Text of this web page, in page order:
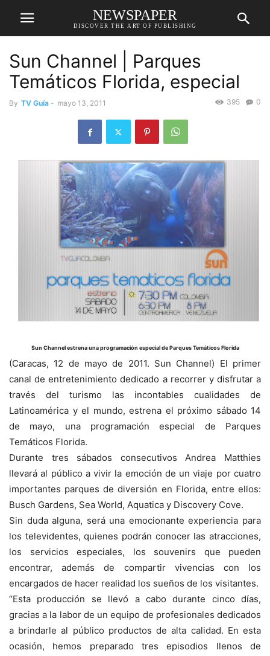
NEWSPAPER
DISCOVER THE ART OF PUBLISHING
Sun Channel | Parques
Temáticos Florida, especial
By TV Guía - mayo 13, 2011 0
395
Sun Channel estrena una programación especial de Parques Temáticos Florida
(Caracas, 12 de mayo de 2011. Sun Channel) El primer
canal de entretenimiento dedicado a recorrer y disfrutar a
través del turismo las incontables cualidades de
Latinoamérica y el mundo, estrena el próximo sábado 14
de mayo, una programación especial de Parques
Temáticos Florida.
Durante tres sábados consecutivos Andrea Matthies
llevará al público a vivir la emoción de un viaje por cuatro
importantes parques de diversión en Florida, entre ellos:
Busch Gardens, Sea World, Aquatica y Discovery Cove.
Sin duda alguna, será una emocionante experiencia para
los televidentes, quienes podrán conocer las atracciones,
los servicios especiales, los souvenirs que pueden
encontrar, además de compartir vivencias con los
encargados de hacer realidad los sueños de los visitantes.
“Esta producción se llevó a cabo durante cinco días,
gracias a la labor de un equipo de profesionales dedicados
a brindarle al público productos de alta calidad. En esta
ocasión, hemos preparado tres episodios llenos de